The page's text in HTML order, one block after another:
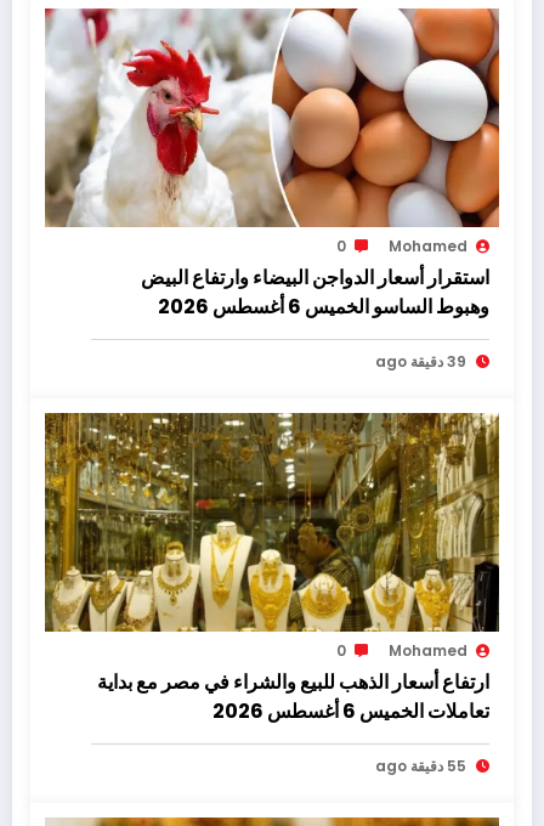
Mohamed
0
استقرار أسعار الدواجن البيضاء وارتفاع البيض
وهبوط الساسو الخميس 6 أغسطس 2026
39 دقيقة ago
Mohamed
0
ارتفاع أسعار الذهب للبيع والشراء في مصر مع بداية
تعاملات الخميس 6 أغسطس 2026
55 دقيقة ago